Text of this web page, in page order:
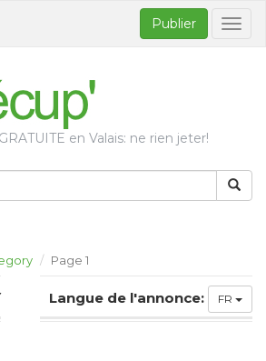
Publier
en Valais: ne rien jeter!
Page 1
Langue de l'annonce: FR